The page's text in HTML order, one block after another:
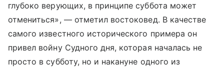
глубоко верующих, в принципе суббота может
отмениться», — отметил востоковед. В качестве
самого известного исторического примера он
привел войну Судного дня, которая началась не
просто в субботу, но и накануне одного из